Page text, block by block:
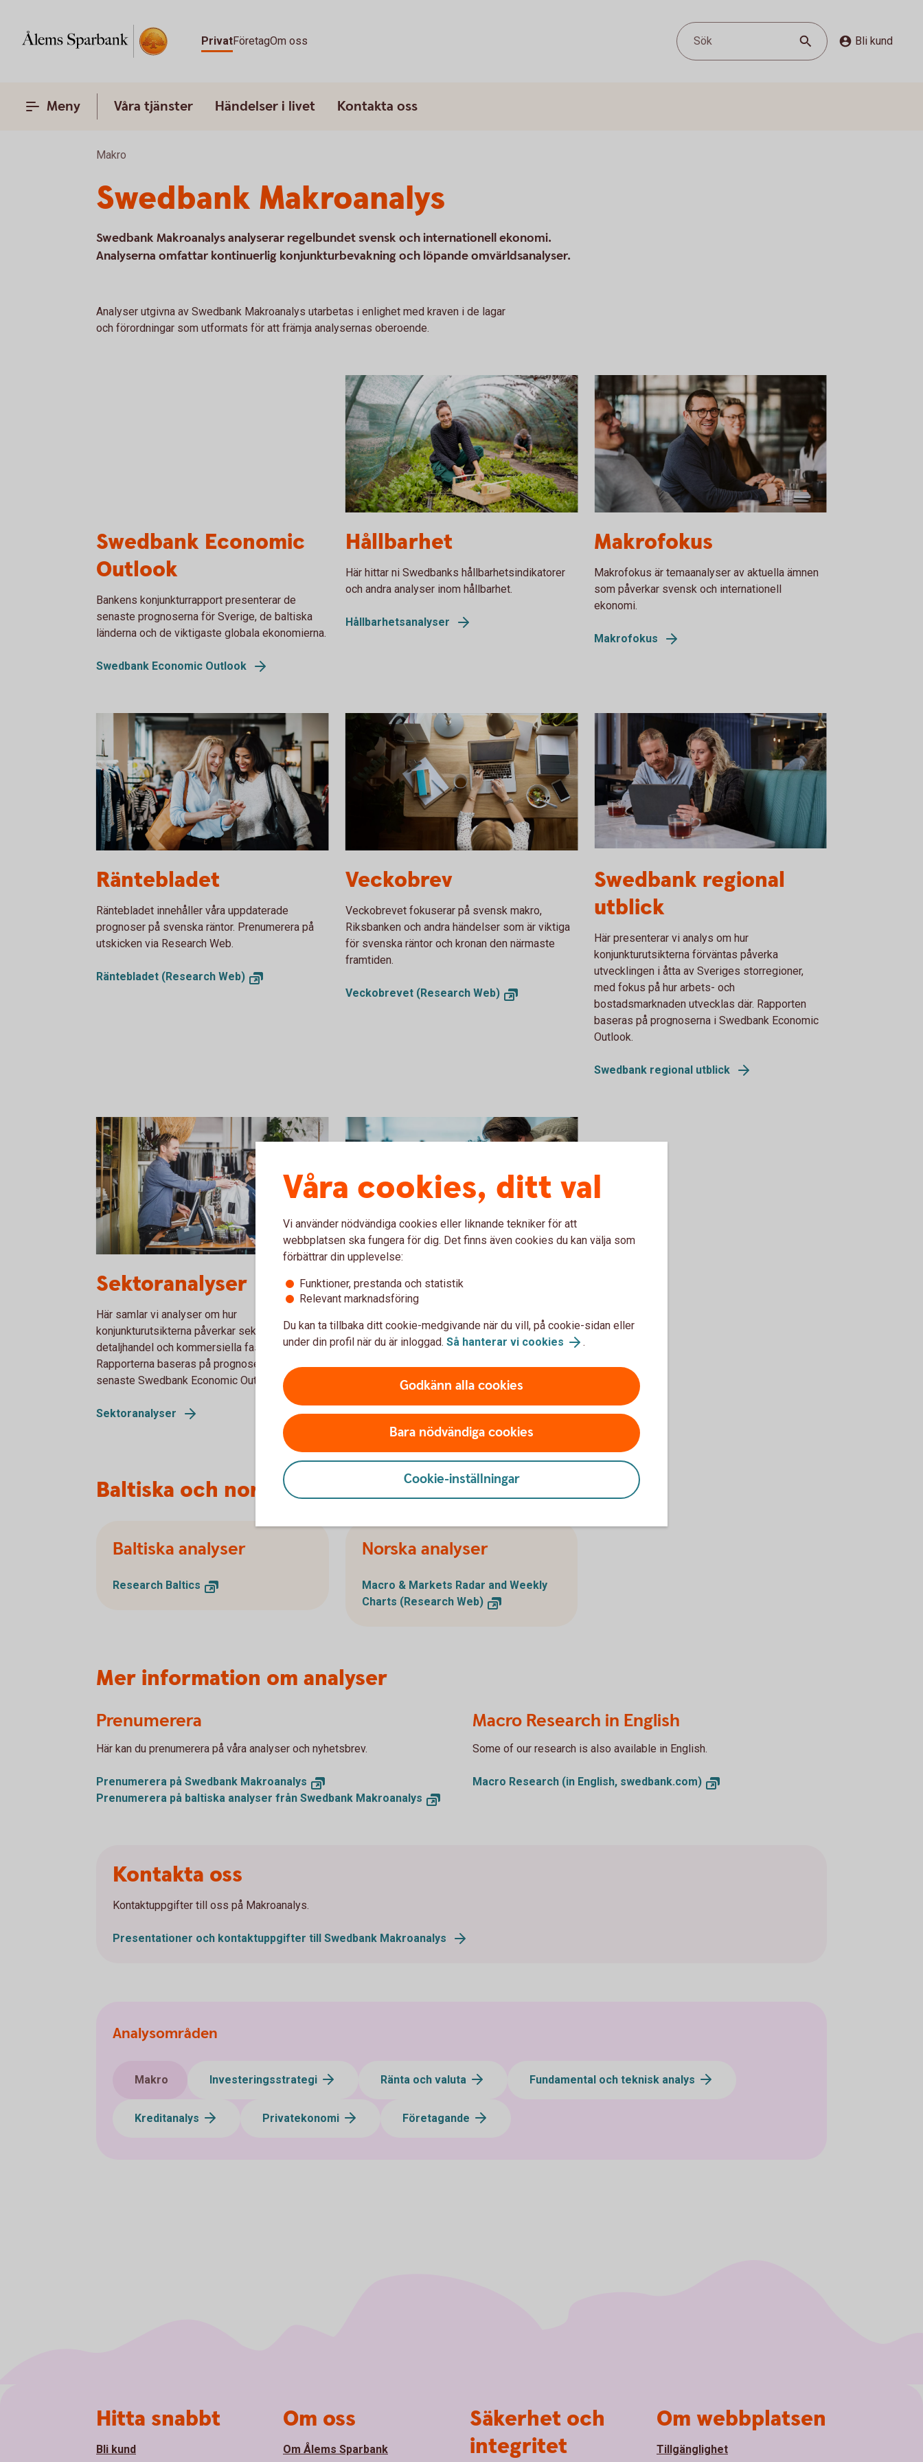
PrivatFöretagOm oss Sök Bli kund
Meny Våra tjänster Händelser i livet Kontakta oss
Makro
Swedbank Makroanalys
Swedbank Makroanalys analyserar regelbundet svensk och internationell ekonomi.
Analyserna omfattar kontinuerlig konjunkturbevakning och löpande omvärldsanalyser.
Analyser utgivna av Swedbank Makroanalys utarbetas i enlighet med kraven i de lagar
och förordningar som utformats för att främja analysernas oberoende.
Swedbank Economic
Outlook
Bankens konjunkturrapport presenterar de
senaste prognoserna för Sverige, de baltiska
länderna och de viktigaste globala ekonomierna.
Swedbank Economic Outlook
Hållbarhet
Här hittar ni Swedbanks hållbarhetsindikatorer
och andra analyser inom hållbarhet.
Hållbarhetsanalyser
Makrofokus
Makrofokus är temaanalyser av aktuella ämnen
som påverkar svensk och internationell
ekonomi.
Makrofokus
Räntebladet
Räntebladet innehåller våra uppdaterade
prognoser på svenska räntor. Prenumerera på
utskicken via Research Web.
Räntebladet (Research Web)
salad
Veckobrev
Veckobrevet fokuserar på svensk makro,
Riksbanken och andra händelser som är viktiga
för svenska räntor och kronan den närmaste
framtiden.
Veckobrevet (Research Web)
Swedbank regional
utblick
Här presenterar vi analys om hur
konjunkturutsikterna förväntas påverka
utvecklingen i åtta av Sveriges storregioner,
med fokus på hur arbets- och
bostadsmarknaden utvecklas där. Rapporten
baseras på prognoserna i Swedbank Economic
Outlook.
Swedbank regional utblick
Sektoranalyser
Här samlar vi analyser om hur
konjunkturutsikterna påverkar sektorerna svensk
detaljhandel och kommersiella fastigheter.
Rapporterna baseras på prognoserna i den
senaste Swedbank Economic Outlook.
Sektoranalyser
1039626136
Fler makroanalyser
kalendern som visar kommande veckas
statistik.
Snabbkommentarer (Research Web)
Baltiska och norska analyser
Baltiska analyser
Research Baltics
Norska analyser
Macro & Markets Radar and Weekly
Charts (Research Web)
Mer information om analyser
Prenumerera
Här kan du prenumerera på våra analyser och nyhetsbrev.
Prenumerera på Swedbank Makroanalys
Prenumerera på baltiska analyser från Swedbank Makroanalys
Macro Research in English
Some of our research is also available in English.
Macro Research (in English, swedbank.com)
Kontakta oss
Kontaktuppgifter till oss på Makroanalys.
Presentationer och kontaktuppgifter till Swedbank Makroanalys
Analysområden
Makro Investeringsstrategi Ränta och valuta Fundamental och teknisk analys
Kreditanalys Privatekonomi Företagande
Våra cookies, ditt val
Vi använder nödvändiga cookies eller liknande tekniker för att
webbplatsen ska fungera för dig. Det finns även cookies du kan välja som
förbättrar din upplevelse:
Funktioner, prestanda och statistik
Relevant marknadsföring
Du kan ta tillbaka ditt cookie-medgivande när du vill, på cookie-sidan eller
under din profil när du är inloggad. Så hanterar vi cookies .
Godkänn alla cookies
Bara nödvändiga cookies
Cookie-inställningar
Hitta snabbt
Bli kund
Om oss
Om Ålems Sparbank
Säkerhet och
integritet
Om webbplatsen
Tillgänglighet